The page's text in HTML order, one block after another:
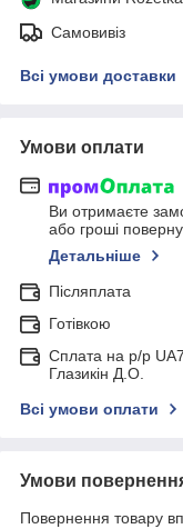
Самовивіз
Всі умови доставки
Умови оплати
Ви отримаєте
або гроші
Детальніше
Післяплата
Готівкою
Сплата на р/р
Глазикін Д.О.
Всі умови оплати
Умови
Повернення товару